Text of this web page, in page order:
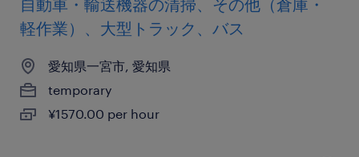
自動車・輸送機器の清掃、その他（倉庫・
軽作業）、大型トラック、バス
愛知県一宮市, 愛知県
temporary
¥1570.00 per hour